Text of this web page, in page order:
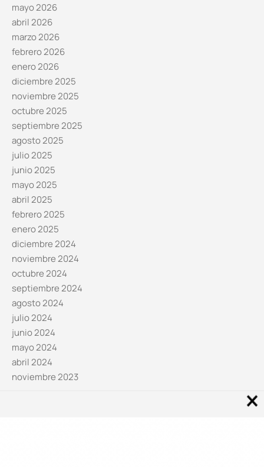
mayo 2026
abril 2026
marzo 2026
febrero 2026
enero 2026
diciembre 2025
noviembre 2025
octubre 2025
septiembre 2025
agosto 2025
julio 2025
junio 2025
mayo 2025
abril 2025
febrero 2025
enero 2025
diciembre 2024
noviembre 2024
octubre 2024
septiembre 2024
agosto 2024
julio 2024
junio 2024
mayo 2024
abril 2024
noviembre 2023